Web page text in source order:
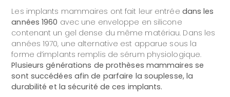
anatomiques
Le remplissage des prothèses mammaires
La durée de vie des prothèses mammaires
Les risques liés aux prothèses mammaires
La coque péri prothétique (contracture
capsulaire)
Le risque de cancer du sein
Les implants mammaires ont fait leur entrée dans les
années 1960 avec une enveloppe en silicone
contenant un gel dense du même matériau. Dans les
années 1970, une alternative est apparue sous la
forme d’implants remplis de sérum physiologique.
Plusieurs générations de prothèses mammaires se
sont succédées afin de parfaire la souplesse, la
durabilité et la sécurité de ces implants.